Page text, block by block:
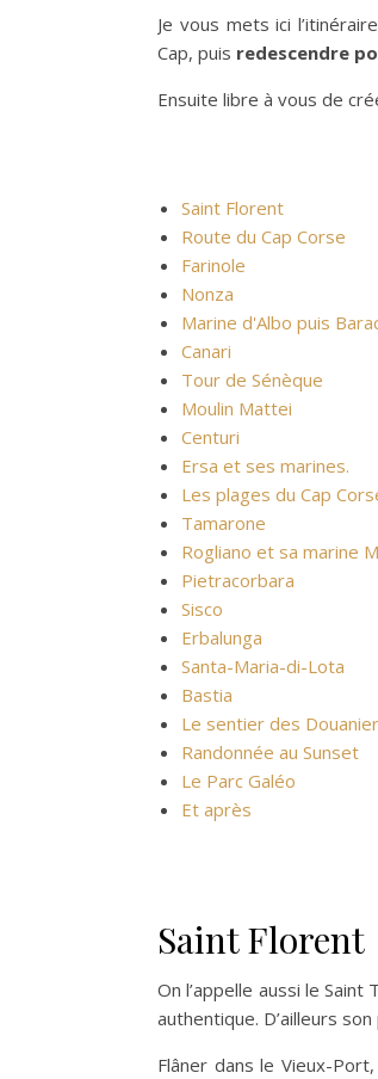
Je vous mets ici l’itinéraire
Cap, puis redescendre
Ensuite libre à vous de
Saint Florent
Route du Cap Corse
Farinole
Nonza
Marine d'Albo puis
Canari
Tour de Sénèque
Moulin Mattei
Centuri
Ersa et ses marines.
Les plages du Cap
Tamarone
Rogliano et sa marine
Pietracorbara
Sisco
Erbalunga
Santa-Maria-di-Lota
Bastia
Le sentier des
Randonnée au Sunset
Le Parc Galéo
Et après
Saint Florent
On l’appelle aussi le
authentique. D’ailleurs
Flâner dans le Vieux-